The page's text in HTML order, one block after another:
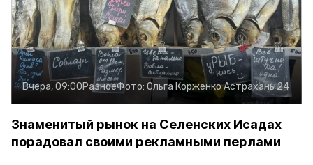
Вчера, 09:00РазноеФото: Ольга КорженкоАстрахань 24
Знаменитый рынок на Селенских Исадах
порадовал своими рекламными перлами